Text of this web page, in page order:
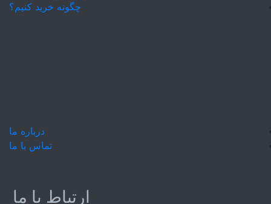
چگونه خرید کنیم؟
درباره ما
تماس با ما
ارتباط با ما